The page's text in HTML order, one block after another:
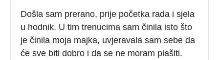
Došla sam prerano, prije početka rada i sjela
u hodnik. U tim trenucima sam činila isto što
je činila moja majka, uvjeravala sam sebe da
će sve biti dobro i da se ne moram plašiti.